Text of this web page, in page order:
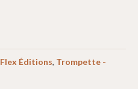
Flex Éditions, Trompette -